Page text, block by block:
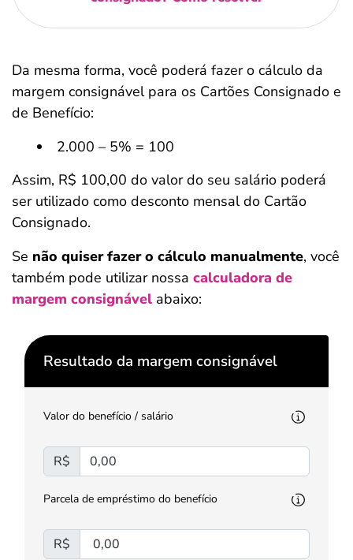
Da mesma forma, você poderá fazer o cálculo da
margem consignável para os Cartões Consignado e
de Benefício:
2.000 – 5% = 100
Assim, R$ 100,00 do valor do seu salário poderá
ser utilizado como desconto mensal do Cartão
Consignado.
Se não quiser fazer o cálculo manualmente, você
também pode utilizar nossa calculadora de
margem consignável abaixo:
Resultado da margem consignável
Valor do benefício / salário
R$
Parcela de empréstimo do benefício
R$